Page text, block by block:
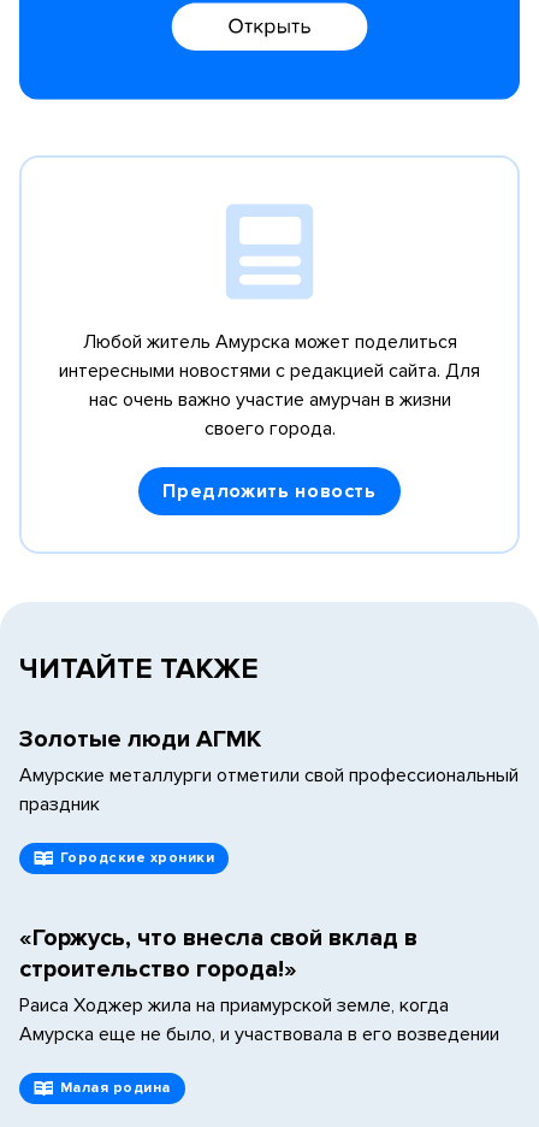
Любой житель Амурска может поделиться
интересными новостями с редакцией сайта. Для
нас очень важно участие амурчан в жизни
своего города.
Предложить новость
ЧИТАЙТЕ ТАКЖЕ
Золотые люди АГМК
Амурские металлурги отметили свой профессиональный
праздник
Городские хроники
«Горжусь, что внесла свой вклад в
строительство города!»
Раиса Ходжер жила на приамурской земле, когда
Амурска еще не было, и участвовала в его возведении
Малая родина